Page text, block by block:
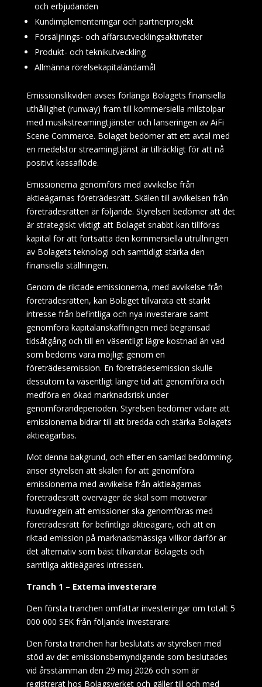
och erbjudanden
Kundimplementeringar och partnerprojekt
Försäljnings- och affärsutvecklingsaktiviteter
Produkt- och teknikutveckling
Allmänna rörelsekapitaländamål
Emissionslikviden avses förlänga Bolagets finansiella
uthållighet (runway) fram till kommersiella milstolpar
med musikstreamingtjänster och lanseringen av AiFi
Scene Commerce. Bolaget bedömer att ett avtal med
en medelstor streamingtjänst är tillräckligt för att nå
positivt kassaflöde.
Emissionerna genomförs med avvikelse från
aktieägarnas företrädesrätt. Skälen till avvikelsen från
företrädesrätten är följande. Styrelsen bedömer att det
är strategiskt viktigt att Bolaget snabbt kan tillföras
kapital för att fortsätta den kommersiella utrullningen
av Bolagets teknologi och samtidigt stärka den
finansiella ställningen.
Genom de riktade emissionerna, med avvikelse från
företrädesrätten, kan Bolaget tillvarata ett starkt
intresse från befintliga och nya investerare samt
genomföra kapitalanskaffningen med begränsad
tidsåtgång och till en väsentligt lägre kostnad än vad
som bedöms vara möjligt genom en
företrädesemission. En företrädesemission skulle
dessutom ta väsentligt längre tid att genomföra och
medföra en ökad marknadsrisk under
genomförandeperioden. Styrelsen bedömer vidare att
emissionerna bidrar till att bredda och stärka Bolagets
aktieägarbas.
Mot denna bakgrund, och efter en samlad bedömning,
anser styrelsen att skälen för att genomföra
emissionerna med avvikelse från aktieägarnas
företrädesrätt överväger de skäl som motiverar
huvudregeln att emissioner ska genomföras med
företrädesrätt för befintliga aktieägare, och att en
riktad emission på marknadsmässiga villkor därför är
det alternativ som bäst tillvaratar Bolagets och
samtliga aktieägares intressen.
Tranch 1 – Externa investerare
Den första tranchen omfattar investeringar om totalt 5
000 000 SEK från följande investerare:
Den första tranchen har beslutats av styrelsen med
stöd av det emissionsbemyndigande som beslutades
vid årsstämman den 29 maj 2026 och som är
registrerat hos Bolagsverket och gäller till och med